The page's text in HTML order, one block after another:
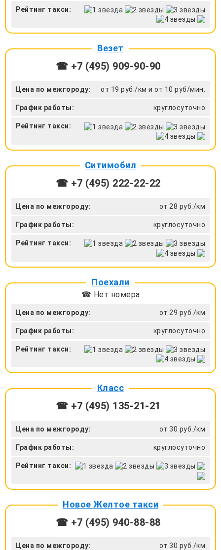
Рейтинг такси:
Везет
☎ +7 (495) 909-90-90
Цена по межгороду: от 19 руб./км и от 10 руб/мин.
График работы: круглосуточно
Рейтинг такси:
Ситимобил
☎ +7 (495) 222-22-22
Цена по межгороду: от 28 руб./км
График работы: круглосуточно
Рейтинг такси:
Поехали
☎ Нет номера
Цена по межгороду: от 29 руб./км
График работы: круглосуточно
Рейтинг такси:
Класс
☎ +7 (495) 135-21-21
Цена по межгороду: от 30 руб./км
График работы: круглосуточно
Рейтинг такси:
Новое Желтое такси
☎ +7 (495) 940-88-88
Цена по межгороду: от 30 руб./км